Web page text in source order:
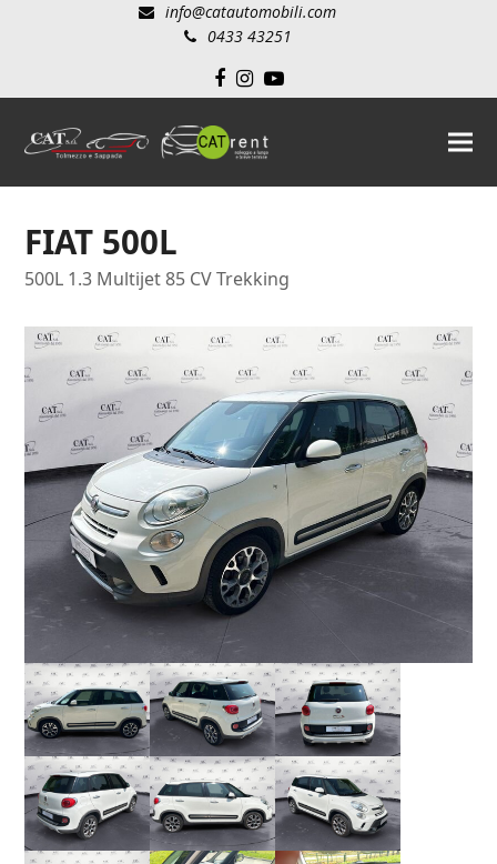
info@catautomobili.com
0433 43251
Facebook
Instagram
YouTube
FIAT 500L
500L 1.3 Multijet 85 CV Trekking